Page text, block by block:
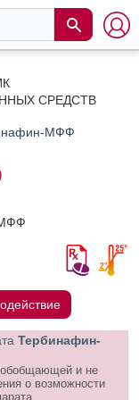
СРЕДСТВ
МФФ
МФФ
Тербинафин-
обобщающей и не
о возможности